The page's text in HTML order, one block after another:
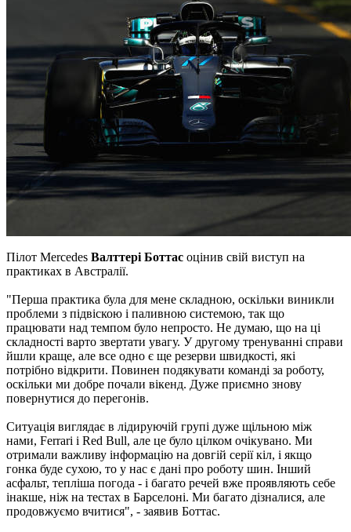
Пілот Mercedes Валттері Боттас оцінив свій виступ на
практиках в Австралії.
"Перша практика була для мене складною, оскільки виникли
проблеми з підвіскою і паливною системою, так що
працювати над темпом було непросто. Не думаю, що на ці
складності варто звертати увагу. У другому тренуванні справи
йшли краще, але все одно є ще резерви швидкості, які
потрібно відкрити. Повинен подякувати команді за роботу,
оскільки ми добре почали вікенд. Дуже приємно знову
повернутися до перегонів.
Ситуація виглядає в лідируючій групі дуже щільною між
нами, Ferrari і Red Bull, але це було цілком очікувано. Ми
отримали важливу інформацію на довгій серії кіл, і якщо
гонка буде сухою, то у нас є дані про роботу шин. Інший
асфальт, тепліша погода - і багато речей вже проявляють себе
інакше, ніж на тестах в Барселоні. Ми багато дізналися, але
продовжуємо вчитися", - заявив Боттас.